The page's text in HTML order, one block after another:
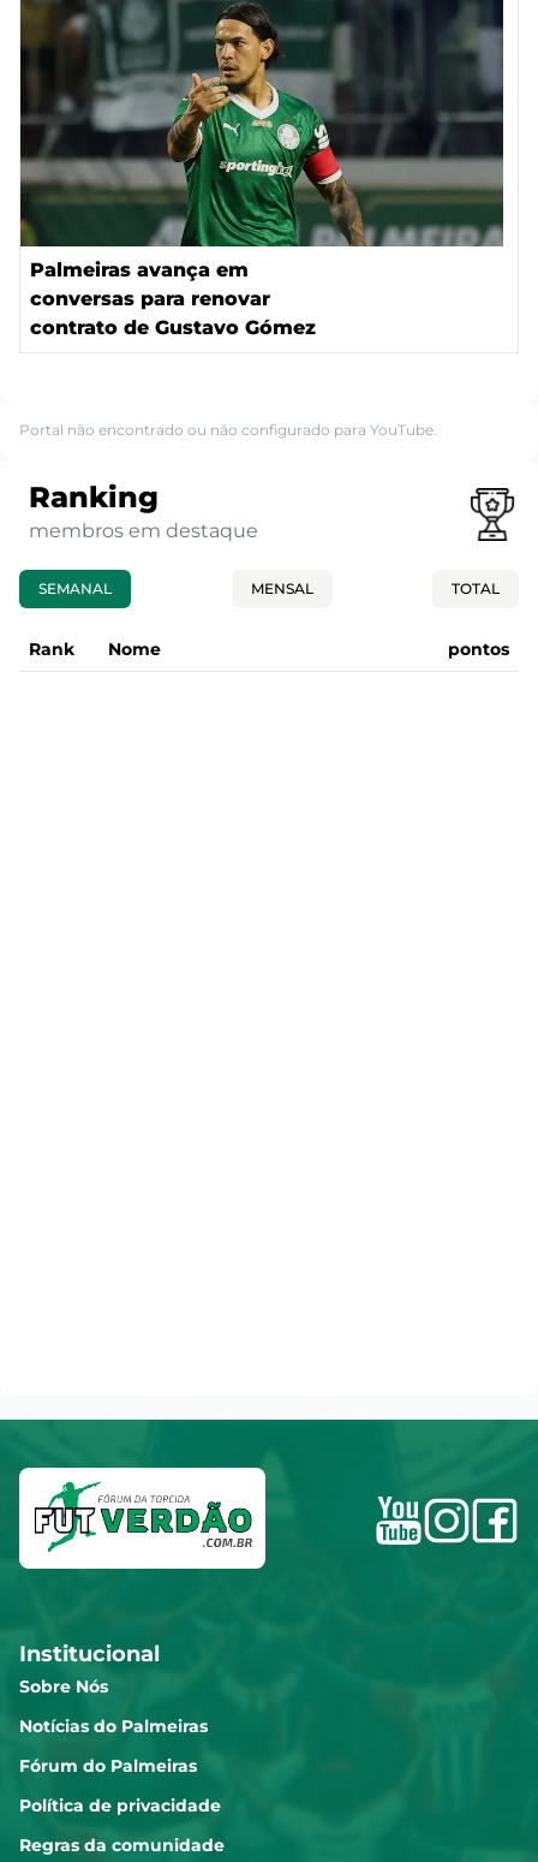
Palmeiras avança em
conversas para renovar
contrato de Gustavo Gómez
Portal não encontrado ou não configurado para YouTube.
Ranking
membros em destaque
SEMANAL MENSAL TOTAL
Rank Nome pontos
Institucional
Sobre Nós
Notícias do Palmeiras
Fórum do Palmeiras
Política de privacidade
Regras da comunidade